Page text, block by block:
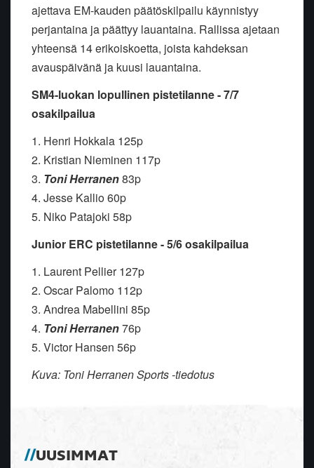
ajettava EM-kauden päätöskilpailu käynnistyy
perjantaina ja päättyy lauantaina. Rallissa ajetaan
yhteensä 14 erikoiskoetta, joista kahdeksan
avauspäivänä ja kuusi lauantaina.
SM4-luokan lopullinen pistetilanne - 7/7
osakilpailua
1. Henri Hokkala 125p
2. Kristian Nieminen 117p
3. Toni Herranen83p
4. Jesse Kallio 60p
5. Niko Patajoki 58p
Junior ERC pistetilanne - 5/6 osakilpailua
1. Laurent Pellier 127p
2. Oscar Palomo 112p
3. Andrea Mabellini 85p
4. Toni Herranen76p
5. Victor Hansen 56p
Kuva: Toni Herranen Sports -tiedotus
UUSIMMAT